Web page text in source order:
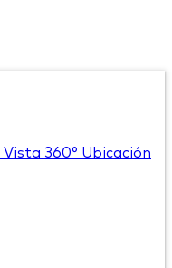
Vista 360° Ubicación